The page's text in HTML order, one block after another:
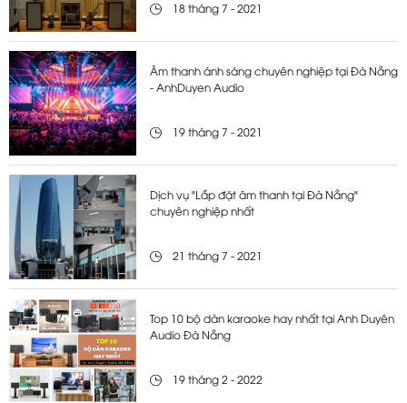
18 tháng 7 - 2021
Âm thanh ánh sáng chuyên nghiệp tại Đà Nẵng
- AnhDuyen Audio
19 tháng 7 - 2021
Dịch vụ "Lắp đặt âm thanh tại Đà Nẵng"
chuyên nghiệp nhất
21 tháng 7 - 2021
Top 10 bộ dàn karaoke hay nhất tại Anh Duyên
Audio Đà Nẵng
19 tháng 2 - 2022